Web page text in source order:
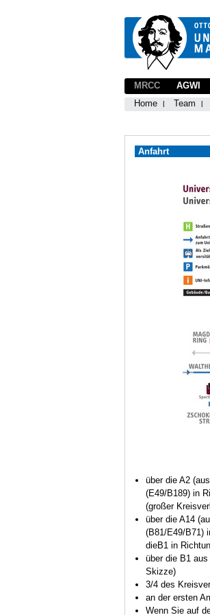
MRCC
Home
Team
AGWI
Anfahrt
über die A2
(E49/B189) in
(großer
über die A14
(B81/E49/B71)
dieB1 in
über die B1
Skizze)
3/4 des
an der ersten
Wenn Sie auf